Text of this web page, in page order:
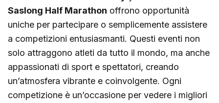
Saslong Half Marathon offrono opportunità
uniche per partecipare o semplicemente assistere
a competizioni entusiasmanti. Questi eventi non
solo attraggono atleti da tutto il mondo, ma anche
appassionati di sport e spettatori, creando
un’atmosfera vibrante e coinvolgente. Ogni
competizione è un’occasione per vedere i migliori